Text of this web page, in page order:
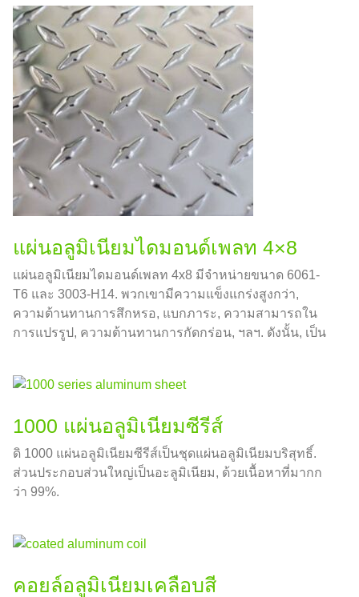
แผ่นอลูมิเนียมไดมอนด์เพลท 4×8
แผ่นอลูมิเนียมไดมอนด์เพลท 4x8 มีจำหน่ายขนาด 6061-
T6 และ 3003-H14. พวกเขามีความแข็งแกร่งสูงกว่า,
ความต้านทานการสึกหรอ, แบกภาระ, ความสามารถใน
การแปรรูป, ความต้านทานการกัดกร่อน, ฯลฯ. ดังนั้น, เป็น
1000 แผ่นอลูมิเนียมซีรีส์
ดิ 1000 แผ่นอลูมิเนียมซีรีส์เป็นชุดแผ่นอลูมิเนียมบริสุทธิ์.
ส่วนประกอบส่วนใหญ่เป็นอะลูมิเนียม, ด้วยเนื้อหาที่มากก
ว่า 99%.
คอยล์อลูมิเนียมเคลือบสี